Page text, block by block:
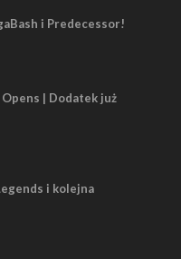
i Predecessor!
| Dodatek już
i kolejna